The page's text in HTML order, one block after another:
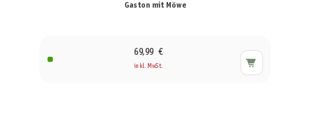
Gaston mit Möwe
69,99 €
inkl. MwSt.